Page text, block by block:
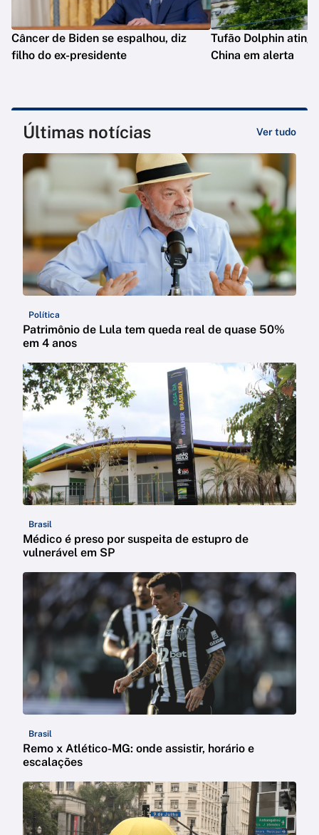
Câncer de Biden se espalhou, diz
filho do ex-presidente
Tufão Dolphin
China em alerta
Últimas notícias Ver tudo
Política
Patrimônio de Lula tem queda real de quase 50%
em 4 anos
Brasil
Médico é preso por suspeita de estupro de
vulnerável em SP
Brasil
Remo x Atlético-MG: onde assistir, horário e
escalações